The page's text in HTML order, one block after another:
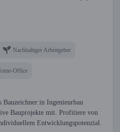
Nachhaltiger Arbeitgeber
Office
Bauzeichner:in Ingenieurbau
Bauprojekte mit. Profitiere von
Entwicklungspotenzial.